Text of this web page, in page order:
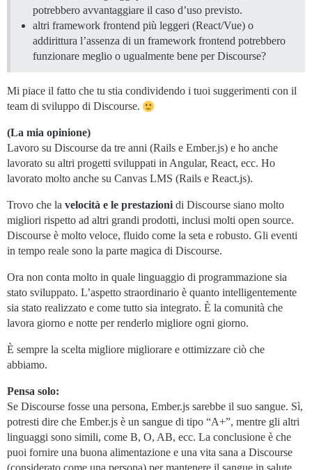
potrebbero avvantaggiare il caso d’uso previsto.
altri framework frontend più leggeri (React/Vue) o
addirittura l’assenza di un framework frontend potrebbero
funzionare meglio o ugualmente bene per Discourse?
Mi piace il fatto che tu stia condividendo i tuoi suggerimenti con il
team di sviluppo di Discourse.
(La mia opinione)
Lavoro su Discourse da tre anni (Rails e Ember.js) e ho anche
lavorato su altri progetti sviluppati in Angular, React, ecc. Ho
lavorato molto anche su Canvas LMS (Rails e React.js).
Trovo che la velocità e le prestazioni di Discourse siano molto
migliori rispetto ad altri grandi prodotti, inclusi molti open source.
Discourse è molto veloce, fluido come la seta e robusto. Gli eventi
in tempo reale sono la parte magica di Discourse.
Ora non conta molto in quale linguaggio di programmazione sia
stato sviluppato. L’aspetto straordinario è quanto intelligentemente
sia stato realizzato e come tutto sia integrato. È la comunità che
lavora giorno e notte per renderlo migliore ogni giorno.
È sempre la scelta migliore migliorare e ottimizzare ciò che
abbiamo.
Pensa solo:
Se Discourse fosse una persona, Ember.js sarebbe il suo sangue. Sì,
potresti dire che Ember.js è un sangue di tipo “A+”, mentre gli altri
linguaggi sono simili, come B, O, AB, ecc. La conclusione è che
puoi fornire una buona alimentazione e una vita sana a Discourse
(considerato come una persona) per mantenere il sangue in salute